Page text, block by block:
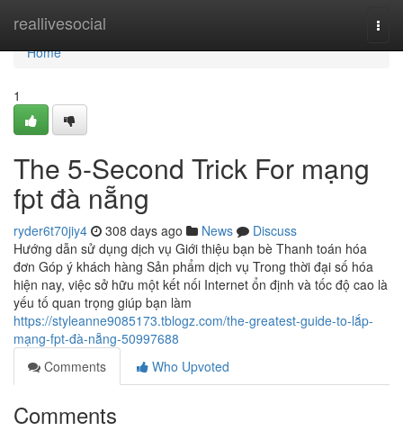
reallivesocial
Home
Home
1
The 5-Second Trick For mạng
fpt đà nẵng
ryder6t70jiy4 308 days ago News
Discuss
Hướng dẫn sử dụng dịch vụ Giới thiệu bạn bè Thanh toán hóa
đơn Góp ý khách hàng Sản phẩm dịch vụ Trong thời đại số hóa
hiện nay, việc sở hữu một kết nối Internet ổn định và tốc độ cao là
yếu tố quan trọng giúp bạn làm
https://styleanne9085173.tblogz.com/the-greatest-guide-to-lắp-
mạng-fpt-đà-nẵng-50997688
Comments
Who Upvoted
Comments